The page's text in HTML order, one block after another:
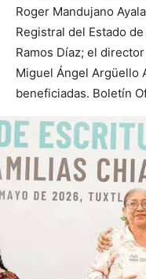
Roger Mandujano
Registral del Estado
Ramos Díaz; el
Miguel Ángel Argüello
beneficiadas. Boletín